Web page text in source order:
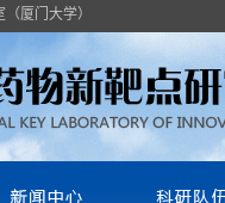
厦门大学）